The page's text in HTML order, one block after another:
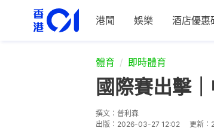
港聞 娛樂 酒店優惠
體育 即時體育
國際賽出擊
撰文： 普利森
出版： 2026-03-27 12:02 更新：